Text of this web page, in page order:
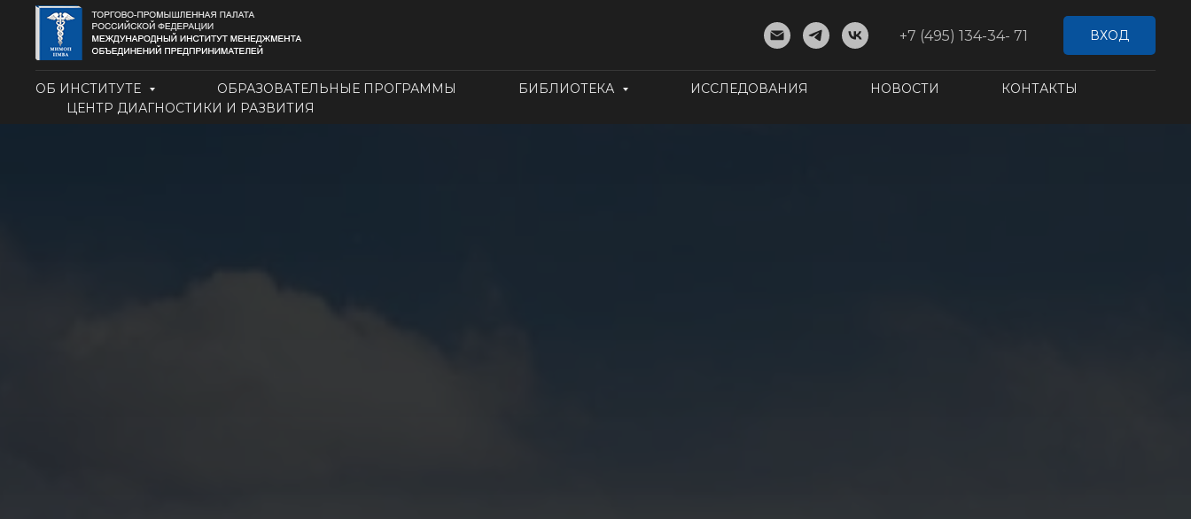
+7 (495) 134-34- 71 ВХОД
ОБ ИНСТИТУТЕ ОБРАЗОВАТЕЛЬНЫЕ ПРОГРАММЫ БИБЛИОТЕКА ИССЛЕДОВАНИЯ НОВОСТИ
КОНТАКТЫ
ЦЕНТР ДИАГНОСТИКИ И РАЗВИТИЯ